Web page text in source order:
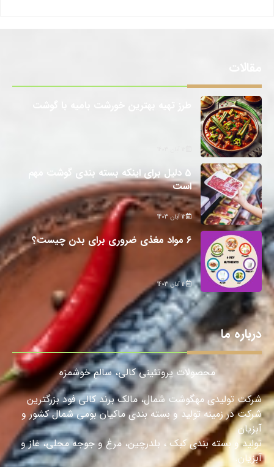
5 دلیل برای اینکه بسته بندی گوشت مهم
است
12 آبان 1403
6 مواد مغذی ضروری برای بدن چیست؟
12 آبان 1403
درباره ما
محصولات پروتئینی کالی، سالمِ خوشمزه
شرکت تولیدی مهگوشت شمال، مالک برند کالی فود بزرگترین
شرکت در زمینه تولید و بسته بندی ماکیان بومی شمال کشور و
آبزیان
تولید و بسته بندی کبک ، بلدرچین، مرغ و جوجه محلی، غاز و
آبزیان.